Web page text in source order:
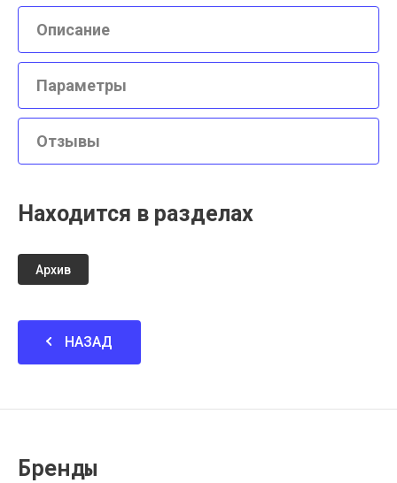
Описание
Параметры
Отзывы
Находится в разделах
Архив
НАЗАД
Бренды